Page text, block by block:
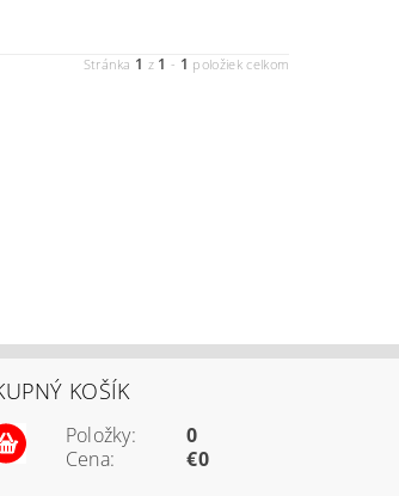
Stránka 1 z 1 - 1 položiek celkom
KOŠÍK
Položky:
Cena:
0
€0